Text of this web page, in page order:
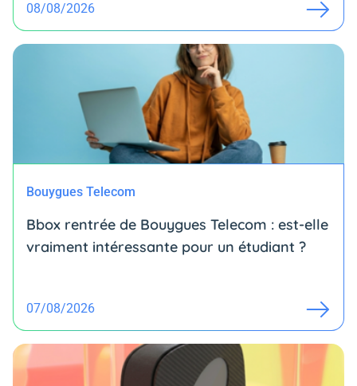
08/08/2026
Bouygues Telecom
Bbox rentrée de Bouygues Telecom : est-elle
vraiment intéressante pour un étudiant ?
07/08/2026